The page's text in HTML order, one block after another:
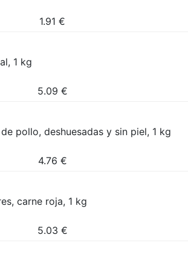
1.91 €
1 kg
5.09 €
pollo, deshuesadas y sin piel, 1 kg
4.76 €
carne roja, 1 kg
5.03 €